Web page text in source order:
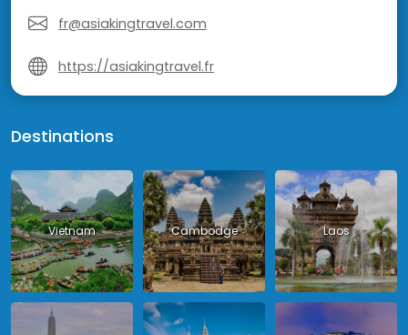
fr@asiakingtravel.com
https://asiakingtravel.fr
Destinations
Vietnam Cambodge Laos